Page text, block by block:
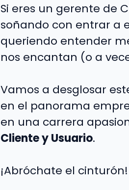
Si eres un gerente de
soñando con entrar a
queriendo entender
nos encantan (o a
Vamos a desglosar
en el panorama
en una carrera
Cliente y Usuario.
¡Abróchate el cinturón!